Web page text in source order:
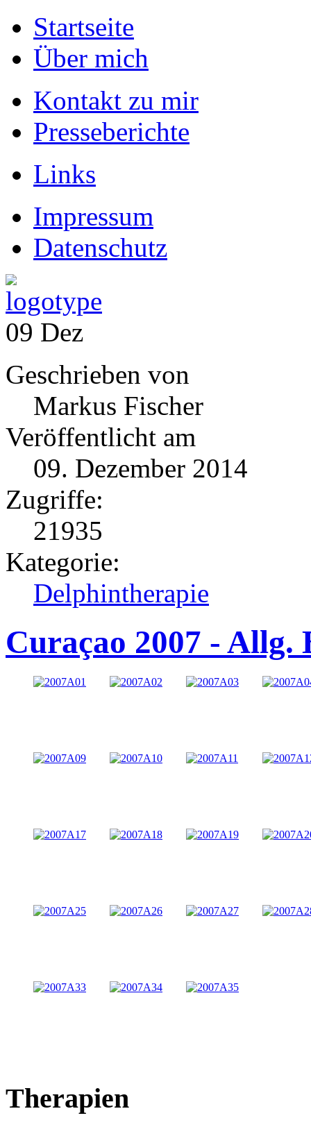
Startseite
Über mich
Kontakt zu mir
Presseberichte
Links
Impressum
Datenschutz
09 Dez
Geschrieben von
Markus Fischer
Veröffentlicht am
09. Dezember 2014
Zugriffe:
21935
Kategorie:
Delphintherapie
Curaçao 2007 - Allg.
Therapien